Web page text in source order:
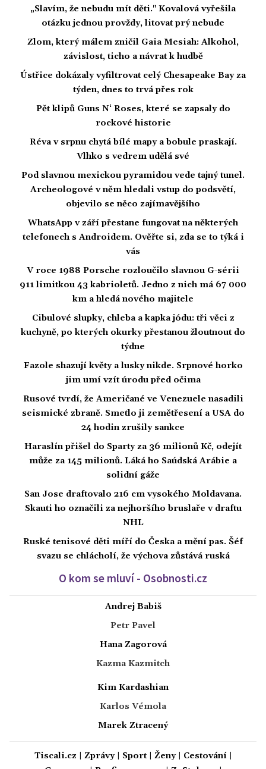
„Slavím, že nebudu mít děti." Kovalová vyřešila
otázku jednou provždy, litovat prý nebude
Zlom, který málem zničil Gaia Mesiah: Alkohol,
závislost, ticho a návrat k hudbě
Ústřice dokázaly vyfiltrovat celý Chesapeake Bay za
týden, dnes to trvá přes rok
Pět klipů Guns N‘ Roses, které se zapsaly do
rockové historie
Réva v srpnu chytá bílé mapy a bobule praskají.
Vlhko s vedrem udělá své
Pod slavnou mexickou pyramidou vede tajný tunel.
Archeologové v něm hledali vstup do podsvětí,
objevilo se něco zajímavějšího
WhatsApp v září přestane fungovat na některých
telefonech s Androidem. Ověřte si, zda se to týká i
vás
V roce 1988 Porsche rozloučilo slavnou G-sérii
911 limitkou 43 kabrioletů. Jedno z nich má 67 000
km a hledá nového majitele
Cibulové slupky, chleba a kapka jódu: tři věci z
kuchyně, po kterých okurky přestanou žloutnout do
týdne
Fazole shazují květy a lusky nikde. Srpnové horko
jim umí vzít úrodu před očima
Rusové tvrdí, že Američané ve Venezuele nasadili
seismické zbraně. Smetlo ji zemětřesení a USA do
24 hodin zrušily sankce
Haraslín přišel do Sparty za 36 milionů Kč, odejít
může za 145 milionů. Láká ho Saúdská Arábie a
solidní gáže
San Jose draftovalo 216 cm vysokého Moldavana.
Skauti ho označili za nejhoršího bruslaře v draftu
NHL
Ruské tenisové děti míří do Česka a mění pas. Šéf
svazu se chlácholí, že výchova zůstává ruská
O kom se mluví - Osobnosti.cz
Andrej Babiš
Petr Pavel
Hana Zagorová
Kazma Kazmitch
Kim Kardashian
Karlos Vémola
Marek Ztracený
Tiscali.cz Zprávy| Sport| Ženy| Cestování|